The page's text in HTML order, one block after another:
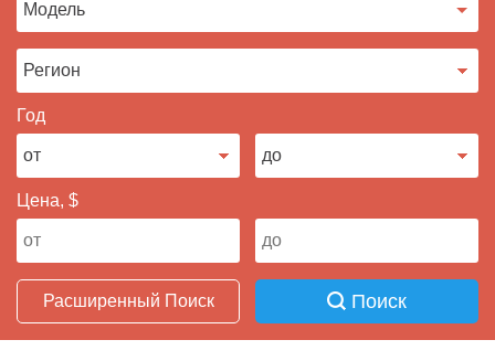
Загрузить приложение
Год
Цена, $
Расширенный Поиск Поиск